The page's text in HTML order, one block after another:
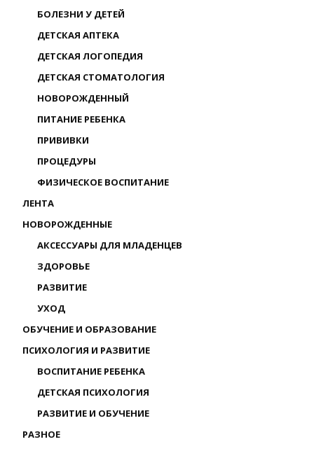
БОЛЕЗНИ У ДЕТЕЙ
ДЕТСКАЯ АПТЕКА
ДЕТСКАЯ ЛОГОПЕДИЯ
ДЕТСКАЯ СТОМАТОЛОГИЯ
НОВОРОЖДЕННЫЙ
ПИТАНИЕ РЕБЕНКА
ПРИВИВКИ
ПРОЦЕДУРЫ
ФИЗИЧЕСКОЕ ВОСПИТАНИЕ
ЛЕНТА
НОВОРОЖДЕННЫЕ
АКСЕССУАРЫ ДЛЯ МЛАДЕНЦЕВ
ЗДОРОВЬЕ
РАЗВИТИЕ
УХОД
ОБУЧЕНИЕ И ОБРАЗОВАНИЕ
ПСИХОЛОГИЯ И РАЗВИТИЕ
ВОСПИТАНИЕ РЕБЕНКА
ДЕТСКАЯ ПСИХОЛОГИЯ
РАЗВИТИЕ И ОБУЧЕНИЕ
РАЗНОЕ